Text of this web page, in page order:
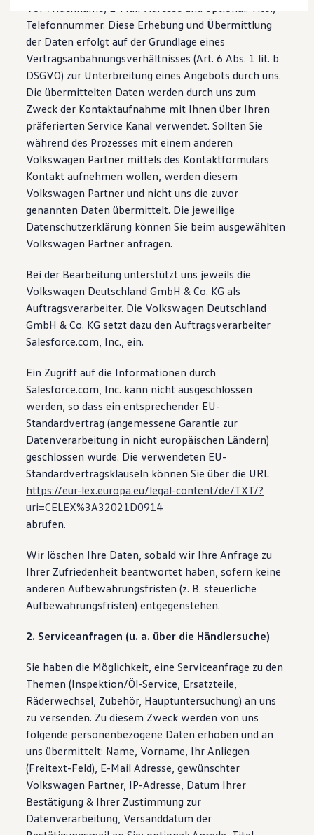
Entertainment und Elektronik
Individualisieren
Wallbox und Ladekabel
Digitale Extras
Dienste für Ihr Modell finden
Volkswagen Apps, Login und Shop
Handy und Fahrzeug verbinden
Updates für Software, Karten und Radio
Vorgängermodelle
Kundeninformationen
Volkswagen Kundenbetreuung
Assistenzsysteme
Digitale Betriebsanleitung
Live Beratung
Lifestyle
Transport
Elektromobilität
Volkswagen R
Pannen- und Unfallhilfe
Volkswagen Kundenbetreuung
Vor-/Nachname, E-Mail-Adresse und optional: Titel,
Telefonnummer. Diese Erhebung und Übermittlung
der Daten erfolgt auf der Grundlage eines
Vertragsanbahnungsverhältnisses (Art. 6 Abs. 1 lit. b
DSGVO) zur Unterbreitung eines Angebots durch uns.
Die übermittelten Daten werden durch uns zum
Zweck der Kontaktaufnahme mit Ihnen über Ihren
präferierten Service Kanal verwendet. Sollten Sie
während des Prozesses mit einem anderen
Volkswagen Partner mittels des Kontaktformulars
Kontakt aufnehmen wollen, werden diesem
Volkswagen Partner und nicht uns die zuvor
genannten Daten übermittelt. Die jeweilige
Datenschutzerklärung können Sie beim ausgewählten
Volkswagen Partner anfragen.
Bei der Bearbeitung unterstützt uns jeweils die
Volkswagen Deutschland GmbH & Co. KG als
Auftragsverarbeiter. Die Volkswagen Deutschland
GmbH & Co. KG setzt dazu den Auftragsverarbeiter
Salesforce.com, Inc., ein.
Ein Zugriff auf die Informationen durch
Salesforce.com, Inc. kann nicht ausgeschlossen
werden, so dass ein entsprechender EU-
Standardvertrag (angemessene Garantie zur
Datenverarbeitung in nicht europäischen Ländern)
geschlossen wurde. Die verwendeten EU-
Standardvertragsklauseln können Sie über die URL
https://eur-lex.europa.eu/legal-content/de/TXT/?
uri=CELEX%3A32021D0914
abrufen.
Wir löschen Ihre Daten, sobald wir Ihre Anfrage zu
Ihrer Zufriedenheit beantwortet haben, sofern keine
anderen Aufbewahrungsfristen (z. B. steuerliche
Aufbewahrungsfristen) entgegenstehen.
2. Serviceanfragen (u. a. über die Händlersuche)
Sie haben die Möglichkeit, eine Serviceanfrage zu den
Themen (Inspektion/Öl-Service, Ersatzteile,
Räderwechsel, Zubehör, Hauptuntersuchung) an uns
zu versenden. Zu diesem Zweck werden von uns
folgende personenbezogene Daten erhoben und an
uns übermittelt: Name, Vorname, Ihr Anliegen
(Freitext-Feld), E-Mail Adresse, gewünschter
Volkswagen Partner, IP-Adresse, Datum Ihrer
Bestätigung & Ihrer Zustimmung zur
Datenverarbeitung, Versanddatum der